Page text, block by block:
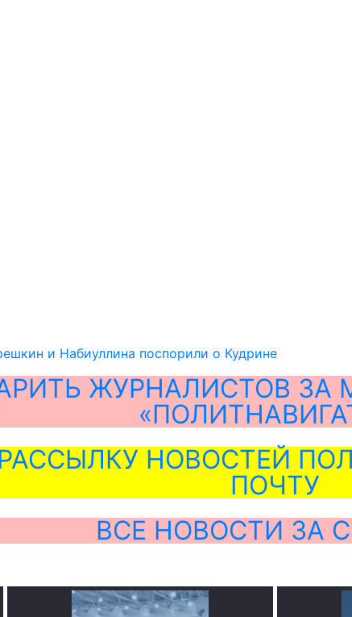
и Набиуллина поспорили о Кудрине
ЖУРНАЛИСТОВ ЗА
НОВОСТЕЙ
ПОЧТУ
ВСЕ НОВОСТИ ЗА